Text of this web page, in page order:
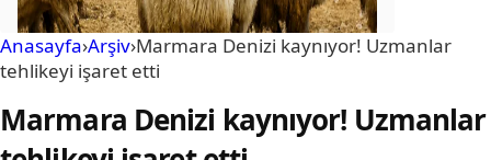
Anasayfa›Arşiv›Marmara Denizi kaynıyor! Uzmanlar
tehlikeyi işaret etti
Marmara Denizi kaynıyor! Uzmanlar